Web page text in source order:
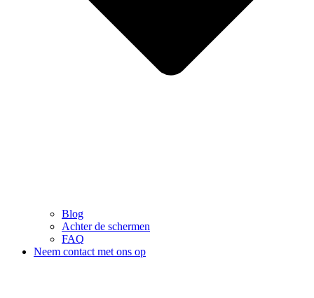
Blog
Achter de schermen
FAQ
Neem contact met ons op